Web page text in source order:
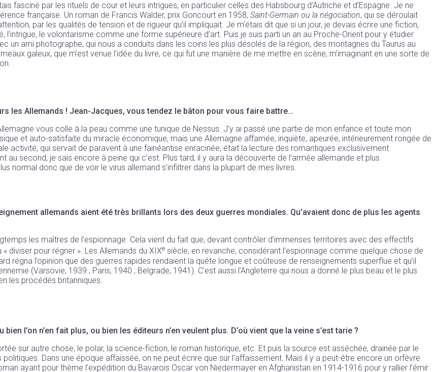
fasciné par les rituels de cour et leurs intrigues, en particulier celles des Habsbourg d’Autriche et d’Espagne. Je ne
française. Un roman de Francis Walder, prix Goncourt en 1958, Saint-Germain ou la négociation, qui se déroulait
par les qualités de tension et de rigueur qu’il impliquait. Je m’étais dit que si un jour, je devais écrire une fiction,
le volontarisme comme une forme supérieure d’art. Puis je suis parti un an au Proche-Orient pour y étudier
un ami photographe, qui nous a conduits dans les coins les plus désolés de la région, des montagnes du Taurus au
galeux, que m’est venue l’idée du livre, ce qui fut une manière de me mettre en scène, m’imaginant en une sorte de
les Allemands ! Jean-Jacques, vous tendez le bâton pour vous faire battre…
vous colle à la peau comme une tunique de Nessus. J’y ai passé une partie de mon enfance et toute mon
et auto-satisfaite du miracle économique, mais une Allemagne affamée, inquiète, apeurée, intérieurement rongée de
activité, qui servait de paravent à une fainéantise enracinée, était la lecture des romantiques exclusivement
second, je sais encore à peine qui c’est. Plus tard, il y aura la découverte de l’armée allemande et plus
normal donc que de voir le virus allemand s’infiltrer dans la plupart de mes livres.
allemands aient été très brillants lors des deux guerres mondiales. Qu’avaient donc de plus les agents
les maîtres de l’espionnage. Cela vient du fait que, devant contrôler d’immenses territoires avec des effectifs
diviser pour régner ». Les Allemands du XIXe siècle, en revanche, considérant l’espionnage comme quelque chose de
régna l’opinion que des guerres rapides rendaient la quête longue et coûteuse de renseignements superflue et qu’il
(Varsovie, 1939 ; Paris, 1940 ; Belgrade, 1941). C’est aussi l’Angleterre qui nous a donné le plus beau et le plus
les procédés britanniques.
bien l’on n’en fait plus, ou bien les éditeurs n’en veulent plus. D’où vient que la veine s’est tarie ?
sur autre chose, le polar, la science-fiction, le roman historique, etc. Et puis la source est asséchée, drainée par le
politiques. Dans une époque affaissée, on ne peut écrire que sur l’affaissement. Mais il y a peut-être encore un orfèvre
ayant pour thème l’expédition du Bavarois Oscar von Niedermayer en Afghanistan en 1914-1916 pour y rallier l’émir